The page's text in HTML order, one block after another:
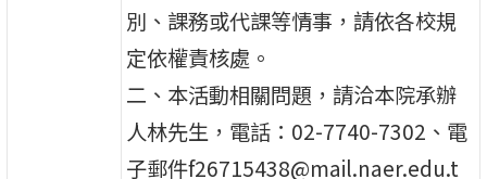
別、課務或代課等情事，請依各校規
定依權責核處。
二、本活動相關問題，請洽本院承辦
人林先生，電話：02-7740-7302、電
子郵件f26715438@mail.naer.edu.t